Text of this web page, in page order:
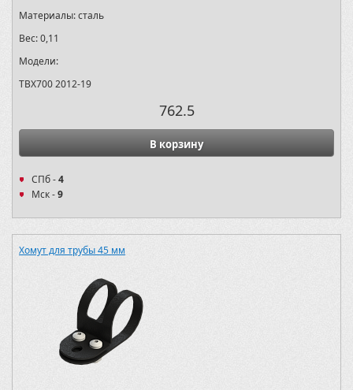
Материалы:сталь
Вес:0,11
Модели:
TBX700 2012-19
762.5
В корзину
СПб -4
Мск -9
Хомут для трубы 45 мм